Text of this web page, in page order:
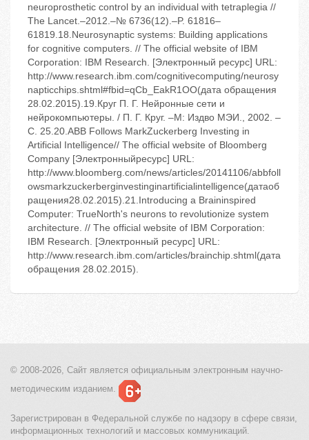
neuroprosthetic control by an individual with tetraplegia //
The Lancet.–2012.–№ 6736(12).–P. 61816–
61819.18.Neurosynaptic systems: Building applications
for cognitive computers. // The official website of IBM
Corporation: IBM Research. [Электронный ресурс] URL:
http://www.research.ibm.com/cognitivecomputing/neurosy
napticchips.shtml#fbid=qCb_EakR1OO(дата обращения
28.02.2015).19.Круг П. Г. Нейронные сети и
нейрокомпьютеры. / П. Г. Круг. –М: Издво МЭИ., 2002. –
C. 25.20.ABB Follows MarkZuckerberg Investing in
Artificial Intelligence// The official website of Bloomberg
Company [Электронныйресурс] URL:
http://www.bloomberg.com/news/articles/20141106/abbfoll
owsmarkzuckerberginvestinginartificialintelligence(датаоб
ращения28.02.2015).21.Introducing a Braininspired
Computer: TrueNorth's neurons to revolutionize system
architecture. // The official website of IBM Corporation:
IBM Research. [Электронный ресурс] URL:
http://www.research.ibm.com/articles/brainchip.shtml(дата
обращения 28.02.2015).
© 2008-2026, Сайт является официальным электронным научно-
методическим изданием.
Зарегистрирован в Федеральной службе по надзору в сфере связи,
информационных технологий и массовых коммуникаций.